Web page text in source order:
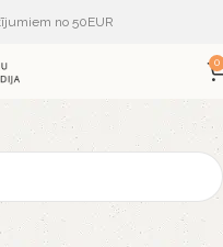
no 50EUR
0